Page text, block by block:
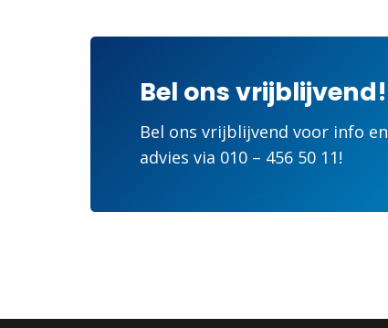
Bel ons vrijblijvend!
Bel ons vrijblijvend voor info en
advies via 010 – 456 50 11!